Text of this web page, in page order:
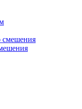
смешения